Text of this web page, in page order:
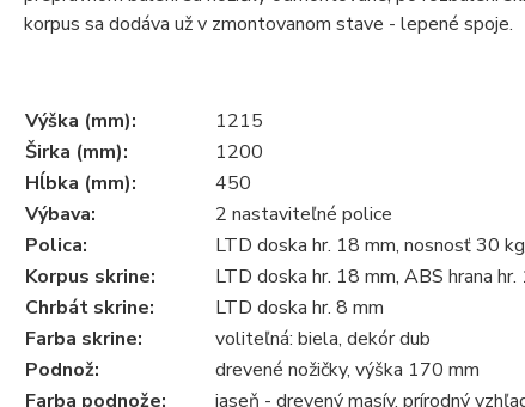
korpus sa dodáva už v zmontovanom stave - lepené spoje.
Výška (mm):
1215
Širka (mm):
1200
Hĺbka (mm):
450
Výbava:
2 nastaviteľné police
Polica:
LTD doska hr. 18 mm, nosnosť 30
Korpus skrine:
LTD doska hr. 18 mm, ABS hrana hr.
Chrbát skrine:
LTD doska hr. 8 mm
Farba skrine:
voliteľná: biela, dekór dub
Podnož:
drevené nožičky, výška 170 mm
Farba podnože:
jaseň - drevený masív, prírodný